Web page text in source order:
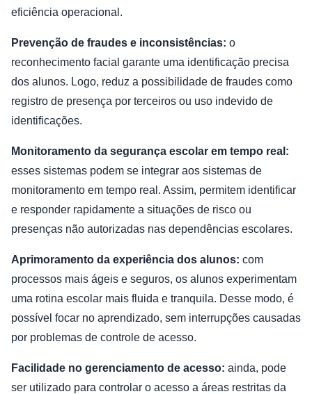
eficiência operacional.
Prevenção de fraudes e inconsistências: o
reconhecimento facial garante uma identificação precisa
dos alunos. Logo, reduz a possibilidade de fraudes como
registro de presença por terceiros ou uso indevido de
identificações.
Monitoramento da segurança escolar em tempo real:
esses sistemas podem se integrar aos sistemas de
monitoramento em tempo real. Assim, permitem identificar
e responder rapidamente a situações de risco ou
presenças não autorizadas nas dependências escolares.
Aprimoramento da experiência dos alunos: com
processos mais ágeis e seguros, os alunos experimentam
uma rotina escolar mais fluida e tranquila. Desse modo, é
possível focar no aprendizado, sem interrupções causadas
por problemas de controle de acesso.
Facilidade no gerenciamento de acesso: ainda, pode
ser utilizado para controlar o acesso a áreas restritas da